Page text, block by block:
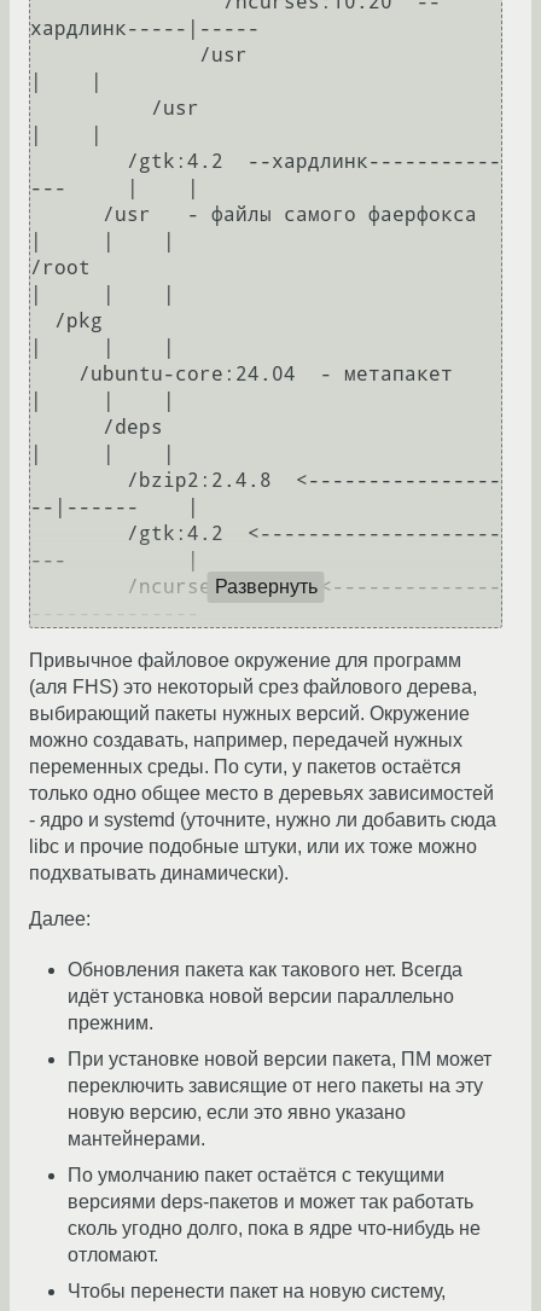
хардлинк-----|-----
---     |    |
/root
--|------    |
---          |
Развернуть
Привычное файловое окружение для программ
(аля FHS) это некоторый срез файлового дерева,
выбирающий пакеты нужных версий. Окружение
можно создавать, например, передачей нужных
переменных среды. По сути, у пакетов остаётся
только одно общее место в деревьях зависимостей
- ядро и systemd (уточните, нужно ли добавить сюда
libc и прочие подобные штуки, или их тоже можно
подхватывать динамически).
Далее:
Обновления пакета как такового нет. Всегда
идёт установка новой версии параллельно
прежним.
При установке новой версии пакета, ПМ может
переключить зависящие от него пакеты на эту
новую версию, если это явно указано
мантейнерами.
По умолчанию пакет остаётся с текущими
версиями deps-пакетов и может так работать
сколь угодно долго, пока в ядре что-нибудь не
отломают.
Чтобы перенести пакет на новую систему,